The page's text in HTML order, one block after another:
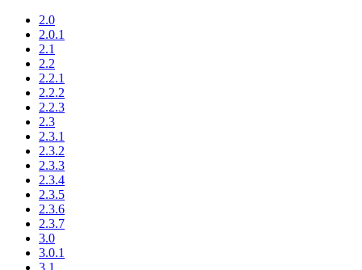
2.0
2.0.1
2.1
2.2
2.2.1
2.2.2
2.2.3
2.3
2.3.1
2.3.2
2.3.3
2.3.4
2.3.5
2.3.6
2.3.7
3.0
3.0.1
3.1